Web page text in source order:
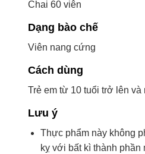
Chai 60 viên
Dạng bào chế
Viên nang cứng
Cách dùng
Trẻ em từ 10 tuổi trở lên
Lưu ý
Thực phẩm này không
kỵ với bất kì thành